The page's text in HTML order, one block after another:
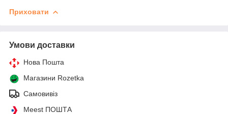
Приховати
Умови доставки
Нова Пошта
Магазини Rozetka
Самовивіз
Meest ПОШТА